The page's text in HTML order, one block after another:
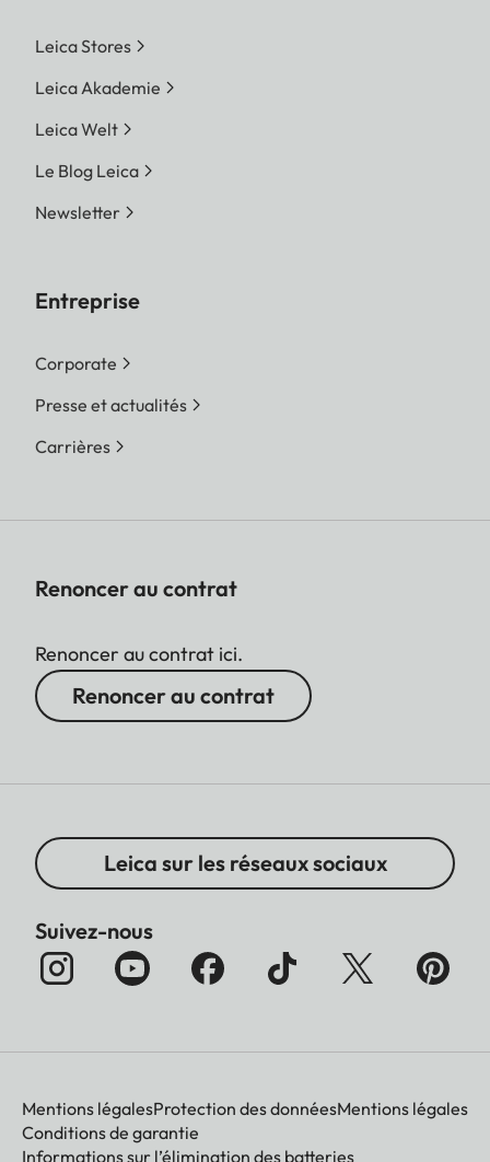
Leica Stores
Leica Akademie
Leica Welt
Le Blog Leica
Newsletter
Entreprise
Corporate
Presse et actualités
Carrières
Renoncer au contrat
Renoncer au contrat ici.
Renoncer au contrat
Leica sur les réseaux sociaux
Suivez-nous
Mentions légalesProtection des donnéesMentions légales
Conditions de garantie
Informations sur l’élimination des batteries